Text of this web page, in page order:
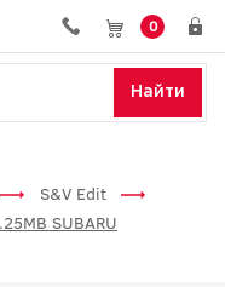
0
Найти
S&V Edit
SUBARU